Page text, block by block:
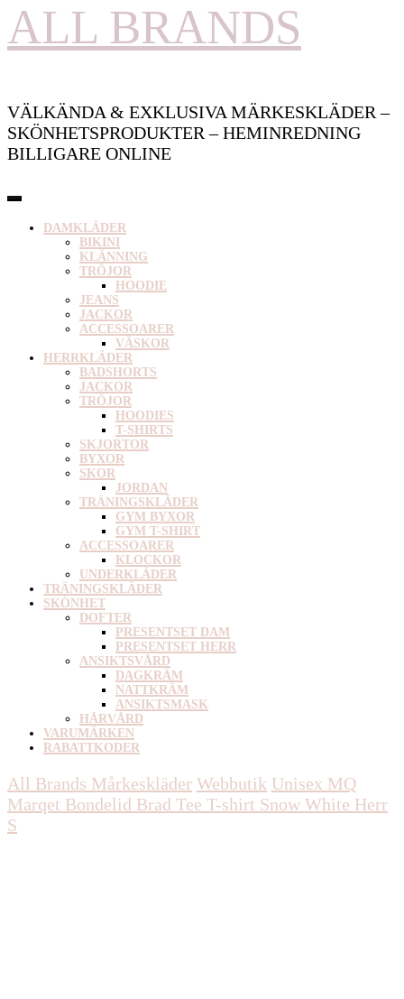
ALL BRANDS
VÄLKÄNDA & EXKLUSIVA MÄRKESKLÄDER –
SKÖNHETSPRODUKTER – HEMINREDNING
BILLIGARE ONLINE
DAMKLÄDER
BIKINI
KLÄNNING
TRÖJOR
HOODIE
JEANS
JACKOR
ACCESSOARER
VÄSKOR
HERRKLÄDER
BADSHORTS
JACKOR
TRÖJOR
HOODIES
T-SHIRTS
SKJORTOR
BYXOR
SKOR
JORDAN
TRÄNINGSKLÄDER
GYM BYXOR
GYM T-SHIRT
ACCESSOARER
KLOCKOR
UNDERKLÄDER
TRÄNINGSKLÄDER
SKÖNHET
DOFTER
PRESENTSET DAM
PRESENTSET HERR
ANSIKTSVÅRD
DAGKRÄM
NATTKRÄM
ANSIKTSMASK
HÅRVÅRD
VARUMÄRKEN
RABATTKODER
All Brands Mårkeskläder Webbutik Unisex MQ
Marqet Bondelid Brad Tee T-shirt Snow White Herr
S